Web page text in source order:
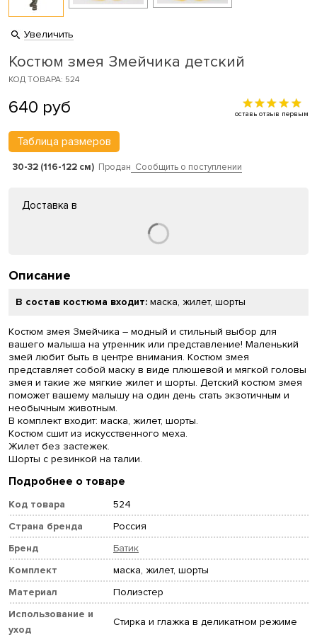
Увеличить
Костюм змея Змейчика детский
КОД ТОВАРА: 524
640 руб оставь отзыв первым
Таблица размеров
30-32 (116-122 см) Продан Сообщить о поступлении
Доставка в
Описание
В состав костюма входит: маска, жилет, шорты
Костюм змея Змейчика – модный и стильный выбор для
вашего малыша на утренник или представление! Маленький
змей любит быть в центре внимания. Костюм змея
представляет собой маску в виде плюшевой и мягкой головы
змея и такие же мягкие жилет и шорты. Детский костюм змея
поможет вашему малышу на один день стать экзотичным и
необычным животным.
В комплект входит: маска, жилет, шорты.
Костюм сшит из искусственного меха.
Жилет без застежек.
Шорты с резинкой на талии.
Подробнее о товаре
Код товара
524
Страна бренда
Россия
Бренд
Батик
Комплект
маска, жилет, шорты
Материал
Полиэстер
Использование и
уход
Стирка и глажка в деликатном режиме